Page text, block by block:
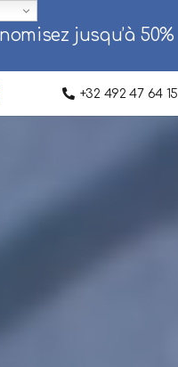
jusqu’à 50%‎
+32 492 47 64 15